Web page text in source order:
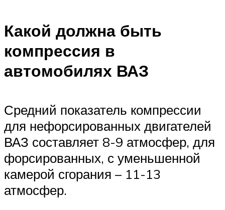
Какой должна быть
компрессия в
автомобилях ВАЗ
Средний показатель компрессии
для нефорсированных двигателей
ВАЗ составляет 8-9 атмосфер, для
форсированных, с уменьшенной
камерой сгорания – 11-13
атмосфер.